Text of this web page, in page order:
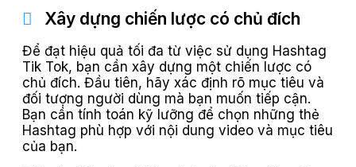
Xây dựng chiến lược có chủ đích
Để đạt hiệu quả tối đa từ việc sử dụng Hashtag
Tik Tok, bạn cần xây dựng một chiến lược có
chủ đích. Đầu tiên, hãy xác định rõ mục tiêu và
đối tượng người dùng mà bạn muốn tiếp cận.
Bạn cần tính toán kỹ lưỡng để chọn những thẻ
Hashtag phù hợp với nội dung video và mục tiêu
của bạn.